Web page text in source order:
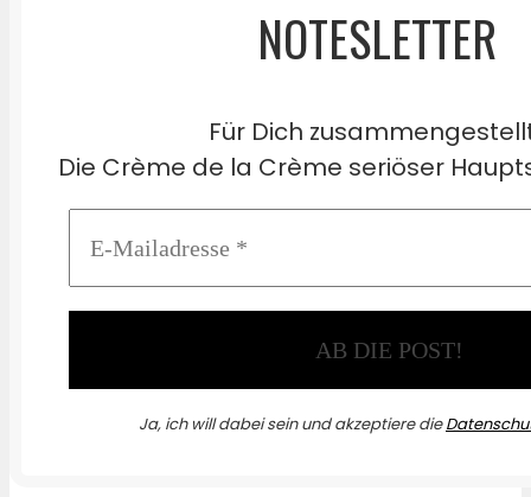
NOTESLETTER
Für Dich
Die Crème de la Crème seriöser
Ja, ich will dabei sein und akzeptiere die